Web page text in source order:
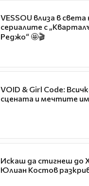
VESSOU влиза в света
сериалите с
Реджо“ 🤩🎬
VOID & Girl Code:
сцената и мечтите им
Искаш да стигнеш до
Юлиан Костов